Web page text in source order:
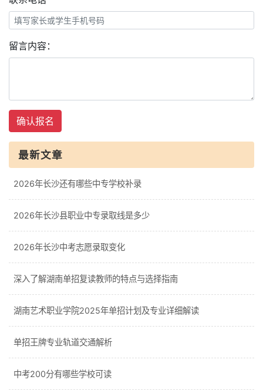
留言内容：
确认报名
最新文章
2026年长沙还有哪些中专学校补录
2026年长沙县职业中专录取线是多少
2026年长沙中考志愿录取变化
深入了解湖南单招复读教师的特点与选择指南
湖南艺术职业学院2025年单招计划及专业详细解读
单招王牌专业轨道交通解析
中考200分有哪些学校可读